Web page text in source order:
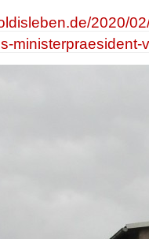
2020/
ministerpraesident-